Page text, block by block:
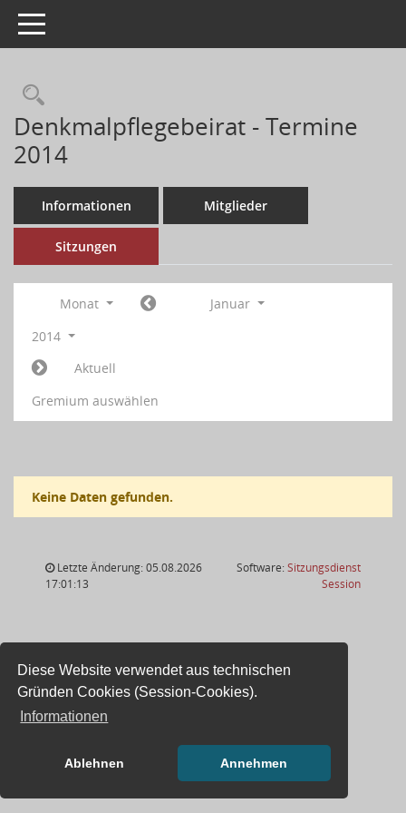
Diese Website verwendet aus technischen
Gründen Cookies (Session-Cookies).
Informationen
Ablehnen Annehmen
Toggle navigation
Denkmalpflegebeirat - Termine
2014
Informationen Mitglieder
Sitzungen
Monat
Januar
2014
Aktuell
Gremium auswählen
Keine Daten gefunden.
Letzte Änderung: 05.08.2026
17:01:13
Software:Sitzungsdienst
Session(Wird in